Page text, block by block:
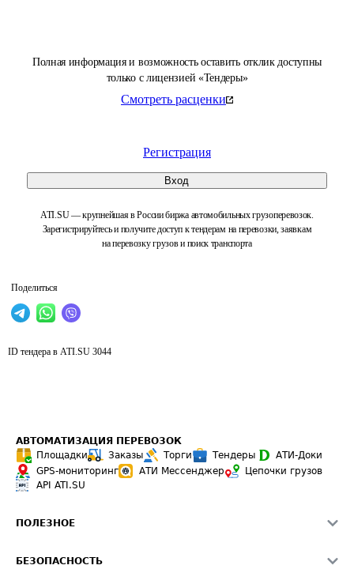
Полная информация и возможность оставить отклик доступны
только с лицензией «Тендеры»
Смотреть расценки
Регистрация
Вход
ATI.SU — крупнейшая в России биржа автомобильных грузоперевозок.
Зарегистрируйтесь и получите доступ к тендерам на перевозки, заявкам
на перевозку грузов и поиск транспорта
Поделиться
ID тендера в ATI.SU 3044
АВТОМАТИЗАЦИЯ ПЕРЕВОЗОК
Площадки
Заказы Торги Тендеры
АТИ-Доки
GPS-мониторинг
АТИ Мессенджер
Цепочки грузов
API ATI.SU
ПОЛЕЗНОЕ
БЕЗОПАСНОСТЬ